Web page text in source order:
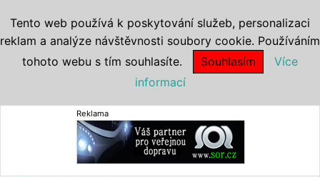
Reklama
Tento web používá k poskytování služeb, personalizaci
reklam a analýze návštěvnosti soubory cookie. Používáním
tohoto webu s tím souhlasíte.
Souhlasím
Více
informací